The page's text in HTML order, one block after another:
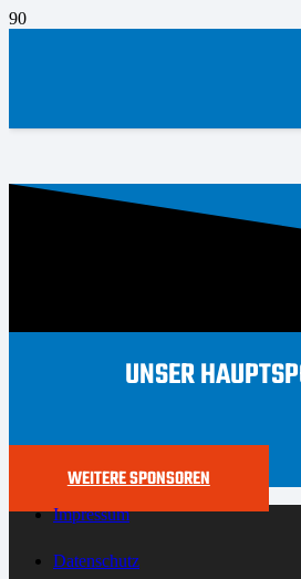
UNSER
WEITERE SPONSOREN
Impressum
Datenschutz